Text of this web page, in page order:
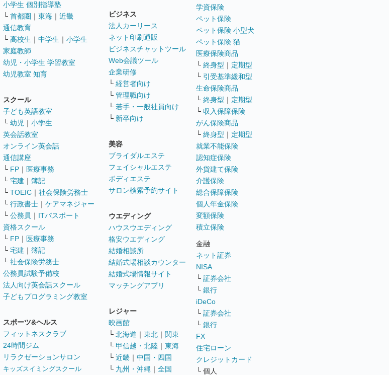
小学生 個別指導塾
└ 首都圏 ｜ 東海 ｜ 近畿
通信教育
└ 高校生 ｜ 中学生 ｜ 小学生
家庭教師
幼児・小学生 学習教室
幼児教室 知育
スクール
子ども英語教室
└ 幼児 ｜ 小学生
英会話教室
オンライン英会話
通信講座
└ FP ｜ 医療事務
└ 宅建 ｜ 簿記
└ TOEIC ｜ 社会保険労務士
└ 行政書士 ｜ ケアマネジャー
└ 公務員 ｜ ITパスポート
資格スクール
└ FP ｜ 医療事務
└ 宅建 ｜ 簿記
└ 社会保険労務士
公務員試験予備校
法人向け英会話スクール
子どもプログラミング教室
スポーツ&ヘルス
フィットネスクラブ
24時間ジム
リラクゼーションサロン
キッズスイミングスクール
ビジネス
法人カーリース
ネット印刷通販
ビジネスチャットツール
Web会議ツール
企業研修
└ 経営者向け
└ 管理職向け
└ 若手・一般社員向け
└ 新卒向け
美容
ブライダルエステ
フェイシャルエステ
ボディエステ
サロン検索予約サイト
ウエディング
ハウスウエディング
格安ウエディング
結婚相談所
結婚式場相談カウンター
結婚式場情報サイト
マッチングアプリ
レジャー
映画館
└ 北海道 ｜ 東北 ｜ 関東
└ 甲信越・北陸 ｜ 東海
└ 近畿 ｜ 中国・四国
└ 九州・沖縄 ｜ 全国
学資保険
ペット保険
ペット保険 小型犬
ペット保険 猫
医療保険商品
└ 終身型 ｜ 定期型
└ 引受基準緩和型
生命保険商品
└ 終身型 ｜ 定期型
└ 収入保障保険
がん保険商品
└ 終身型 ｜ 定期型
就業不能保険
認知症保険
外貨建て保険
介護保険
総合保障保険
個人年金保険
変額保険
積立保険
金融
ネット証券
NISA
└ 証券会社
└ 銀行
iDeCo
└ 証券会社
└ 銀行
FX
住宅ローン
クレジットカード
└ 個人